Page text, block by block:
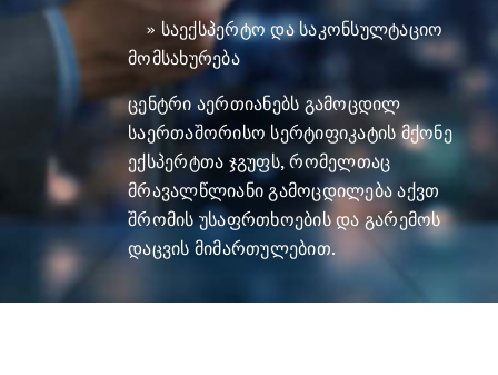
» საექსპერტო და საკონსულტაციო
მომსახურება
ცენტრი აერთიანებს გამოცდილ
საერთაშორისო სერტიფიკატის მქონე
ექსპერტთა ჯგუფს, რომელთაც
მრავალწლიანი გამოცდილება აქვთ
შრომის უსაფრთხოების და გარემოს
დაცვის მიმართულებით.